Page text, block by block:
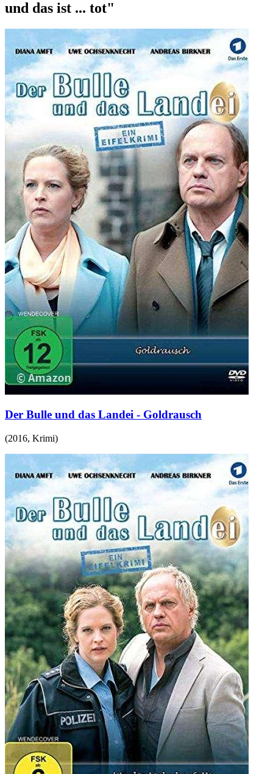
und das ist ... tot"
Der Bulle und das Landei - Goldrausch
(2016, Krimi)